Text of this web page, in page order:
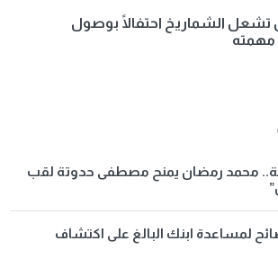
تشعل الشماريخ احتفالًا بوصول
مهمته
محمد رمضان يمنح مصطفى حدوتة لقب
لمساعدة ابنك البالغ على اكتشاف